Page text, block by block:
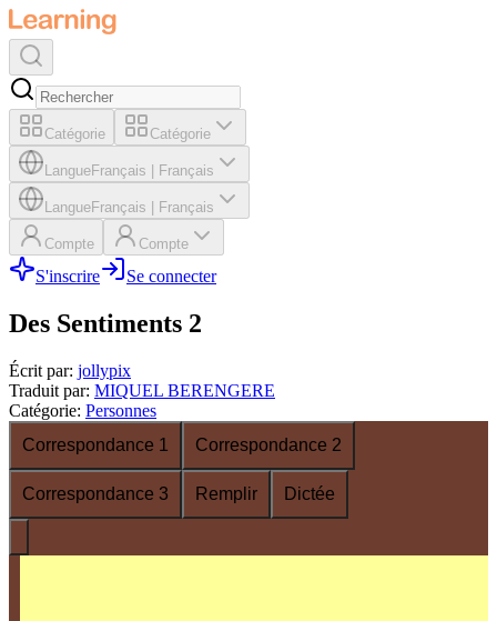
Catégorie Catégorie
LangueFrançais Français
LangueFrançais Français
Compte Compte
S'inscrire Se connecter
Des Sentiments 2
Écrit par: jollypix
Traduit par: MIQUEL BERENGERE
Catégorie: Personnes
Correspondance 1
Correspondance 2
Correspondance 3 Remplir Dictée